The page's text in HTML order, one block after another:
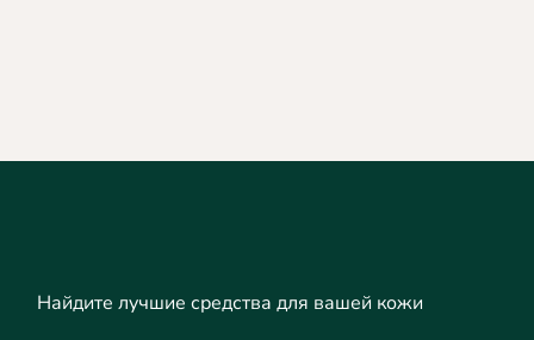
Найдите лучшие средства для вашей кожи